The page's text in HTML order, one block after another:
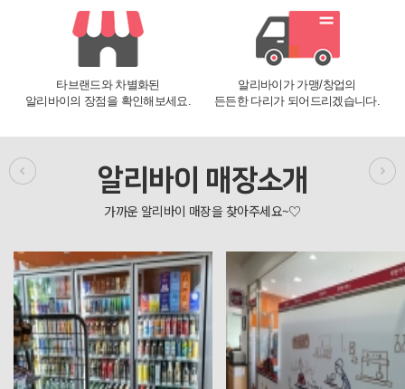
타브랜드와 차별화된
알리바이의 장점을 확인해보세요.
알리바이가 가맹/창업의
든든한 다리가 되어드리겠습니다.
알리바이 매장소개